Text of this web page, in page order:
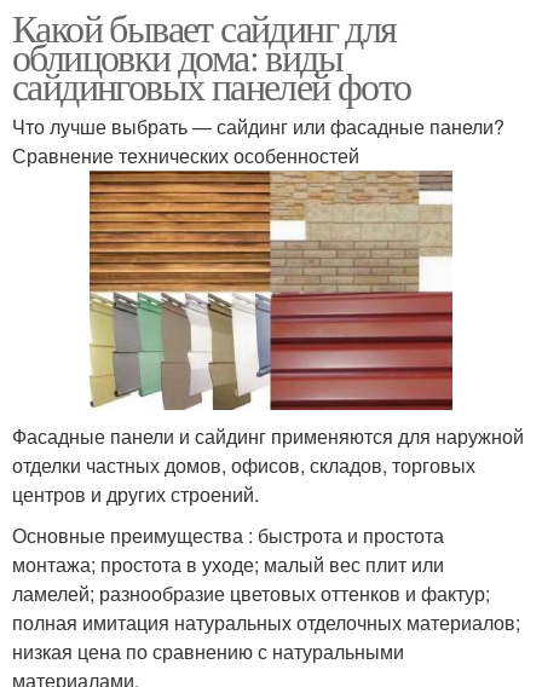
Какой бывает сайдинг для
облицовки дома: виды
сайдинговых панелей фото
Что лучше выбрать — сайдинг или фасадные панели?
Сравнение технических особенностей
Фасадные панели и сайдинг применяются для наружной
отделки частных домов, офисов, складов, торговых
центров и других строений.
Основные преимущества : быстрота и простота
монтажа; простота в уходе; малый вес плит или
ламелей; разнообразие цветовых оттенков и фактур;
полная имитация натуральных отделочных материалов;
низкая цена по сравнению с натуральными
материалами.